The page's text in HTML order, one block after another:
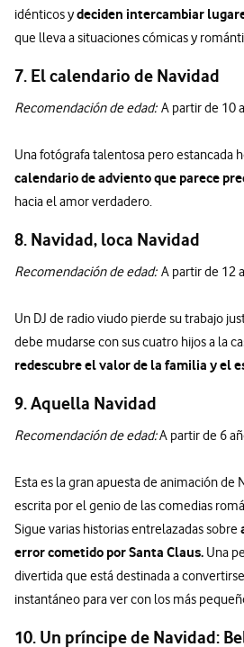
idénticos ydeciden intercambiar
que lleva a situaciones cómicas y
7. El calendario de Navidad
Recomendación de edad:A partir de 10
Una fotógrafa talentosa pero estancada
calendario de adviento que parece
hacia el amor verdadero.
8. Navidad, loca Navidad
Recomendación de edad:A partir de 12
Un DJ de radio viudo pierde su trabajo
debe mudarse con sus cuatro hijos a la
redescubre el valor de la familia y el
9. Aquella Navidad
Recomendación de edad:A partir de 6
Esta es la gran apuesta de animación de
escrita por el genio de las comedias
Sigue varias historias entrelazadas sobre
error cometido por Santa Claus. Una
divertida que está destinada a
instantáneo para ver con los más
10. Un príncipe de Navidad: